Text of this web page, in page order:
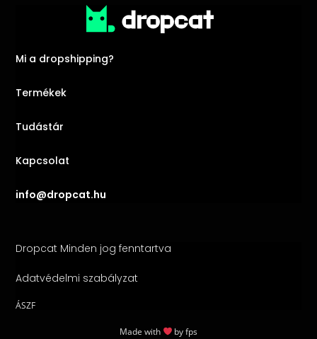
Mi a dropshipping?
Termékek
Tudástár
Kapcsolat
info@dropcat.hu
Dropcat Minden jog fenntartva
Adatvédelmi szabályzat
ÁSZF
Made with byfps